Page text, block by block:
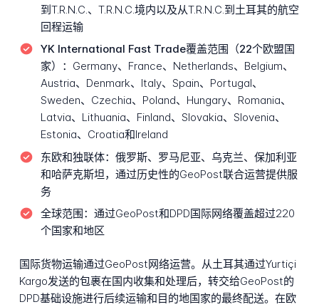
到T.R.N.C.、T.R.N.C.境内以及从T.R.N.C.到土耳其的航空
回程运输
YK International Fast Trade覆盖范围（22个欧盟国
家）： Germany、France、Netherlands、Belgium、
Austria、Denmark、Italy、Spain、Portugal、
Sweden、Czechia、Poland、Hungary、Romania、
Latvia、Lithuania、Finland、Slovakia、Slovenia、
Estonia、Croatia和Ireland
东欧和独联体： 俄罗斯、罗马尼亚、乌克兰、保加利亚
和哈萨克斯坦，通过历史性的GeoPost联合运营提供服
务
全球范围： 通过GeoPost和DPD国际网络覆盖超过220
个国家和地区
国际货物运输通过GeoPost网络运营。从土耳其通过Yurtiçi
Kargo发送的包裹在国内收集和处理后，转交给GeoPost的
DPD基础设施进行后续运输和目的地国家的最终配送。在欧